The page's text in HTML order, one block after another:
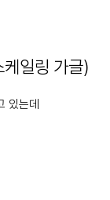
일링 가글)
있는데